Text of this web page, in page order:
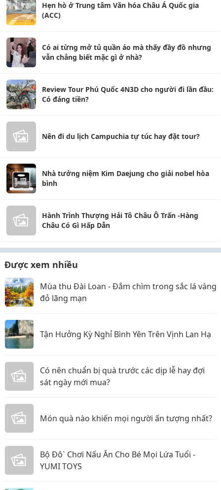
Hẹn hò ở Trung tâm Văn hóa Châu Á Quốc gia
(ACC)
Có ai từng mở tủ quần áo mà thấy đầy đồ nhưng
vẫn chẳng biết mặc gì ở nhà?
Review Tour Phú Quốc 4N3D cho người đi lần đầu:
Có đáng tiền?
Nên đi du lịch Campuchia tự túc hay đặt tour?
Nhà tưởng niệm Kim Daejung cho giải nobel hòa
bình
Hành Trình Thượng Hải Tô Châu Ô Trấn -Hàng
Châu Có Gì Hấp Dẫn
Được xem nhiều
Mùa thu Đài Loan - Đắm chìm trong sắc lá vàng
đỏ lãng mạn
Tận Hưởng Kỳ Nghỉ Bình Yên Trên Vịnh Lan Hạ
Có nên chuẩn bị quà trước các dịp lễ hay đợi
sát ngày mới mua?
Món quà nào khiến mọi người ấn tượng nhất?
Bộ Đô` Chơi Nấu Ăn Cho Bé Mọi Lứa Tuổi -
YUMI TOYS